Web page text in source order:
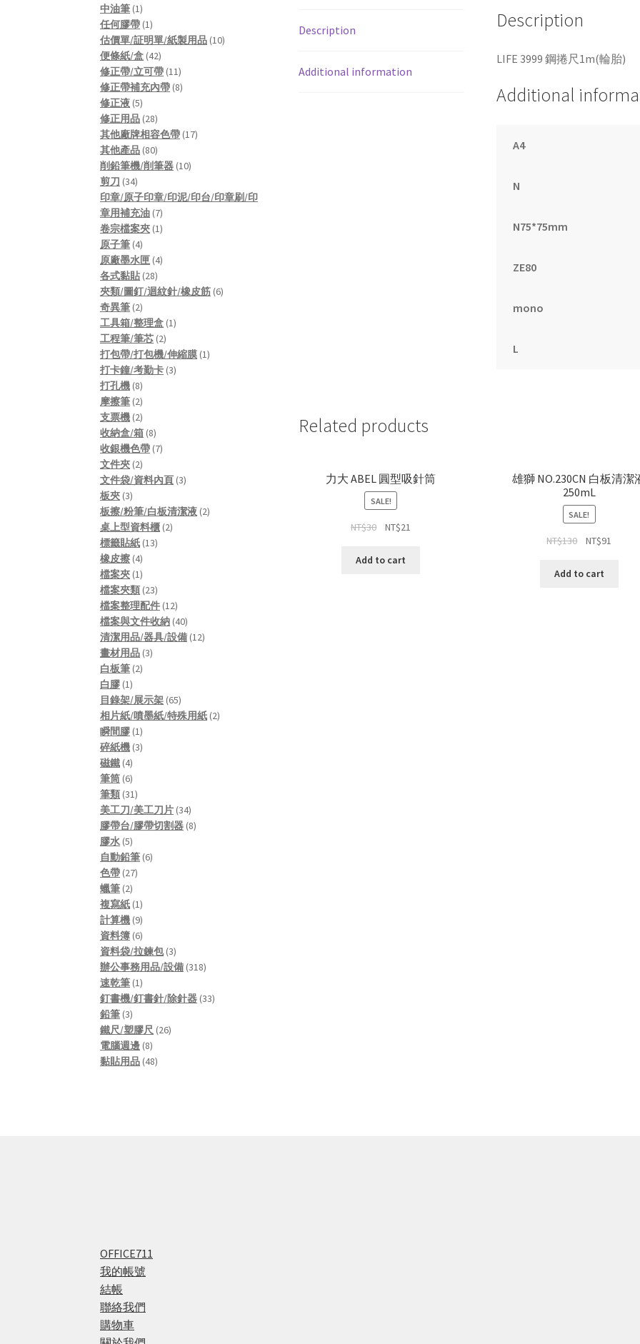
quantity
Description
Additional information
Description
LIFE 3999 鋼捲尺1m(輪胎)
Additional
A4
N
N75*75mm
ZE80
mono
L
Related products
力大 ABEL 圓型吸針筒
SALE!
NT$30 NT$21
Add to cart
雄獅 NO.230CN 白板清潔
250mL
SALE!
NT$130 NT$91
Add to cart
products
中油筆 11
product
任何膠帶 11
product
估價單/証明單/紙製用品 1010
便條紙/盒 4242
products
修正帶/立可帶 1111
products
修正帶補充內帶 88
修正液 55
products
修正用品 2828
products
其他廠牌相容色帶 1717
其他產品 8080
products
削鉛筆機/削筆器 1010
剪刀 3434
products
印章/原子印章/印泥/印台/印章刷/印
章用補充油 77
products
卷宗檔案夾 11
原子筆 44
products
原廠墨水匣 44
各式黏貼 2828
products
夾類/圖釘/迴紋針/橡皮筋 66
奇異筆 22
products
工具箱/整理盒 11
工程筆/筆芯 22
products
打包帶/打包機/伸縮膜 11
打卡鐘/考勤卡 33
打孔機 88
products
摩擦筆 22
products
支票機 22
products
收納盒/箱 88
products
收銀機色帶 77
文件夾 22
products
文件袋/資料內頁 33
板夾 33
products
板擦/粉筆/白板清潔液 22
桌上型資料櫃 22
標籤貼紙 1313
橡皮擦 44
products
檔案夾 11
product
檔案夾類 2323
products
檔案整理配件 1212
products
檔案與文件收納 4040
products
清潔用品/器具/設備 1212
畫材用品 33
白板筆 22
白膠 11
product
目錄架/展示架 6565
products
相片紙/噴墨紙/特殊用紙 22
瞬間膠 11
product
碎紙機 33
磁鐵 44
products
筆筒 66
products
筆類 3131
products
美工刀/美工刀片 3434
products
膠帶台/膠帶切割器 88
膠水 55
products
自動鉛筆 66
色帶 2727
蠟筆 22
products
複寫紙 11
product
計算機 99
products
資料簿 66
products
資料袋/拉鍊包 33
products
辦公事務用品/設備 318318
速乾筆 11
product
釘書機/釘書針/除針器 3333
鉛筆 33
products
鐵尺/塑膠尺 2626
電腦週邊 88
products
黏貼用品 4848
OFFICE711
我的帳號
結帳
聯絡我們
購物車